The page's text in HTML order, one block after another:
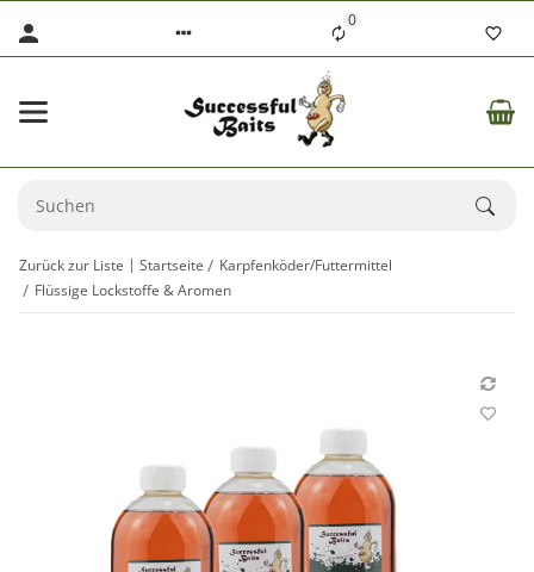
0
Zurück zur Liste Startseite
Karpfenköder/Futtermittel
Flüssige Lockstoffe & Aromen